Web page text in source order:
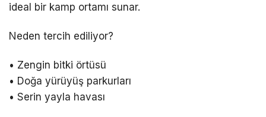
ideal bir kamp ortamı sunar.
Neden tercih ediliyor?
• Zengin bitki örtüsü
• Doğa yürüyüş parkurları
• Serin yayla havası